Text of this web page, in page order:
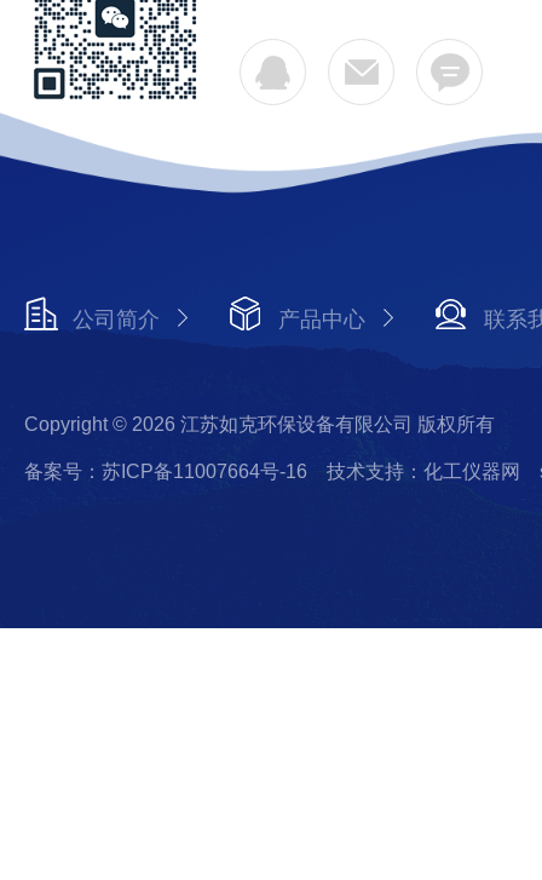
公司简介 产品中心 联系
Copyright © 2026 江苏如克环保设备有限公司 版权所有
备案号：苏ICP备11007664号-16 技术支持：化工仪器网